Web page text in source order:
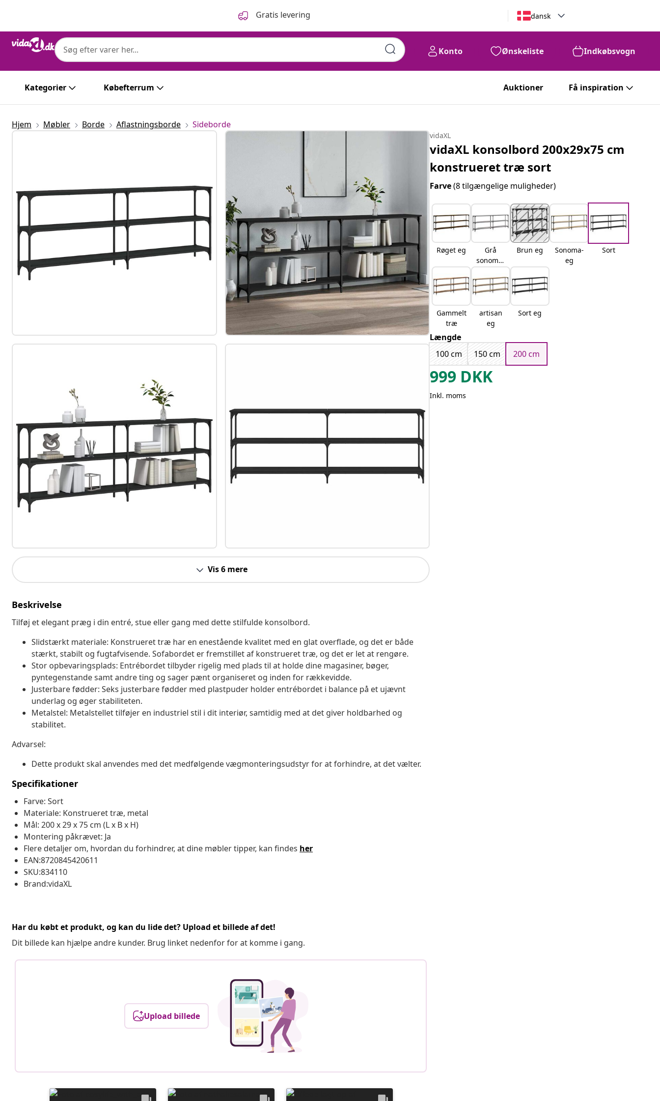
Gratis levering dansk
Konto Ønskeliste Indkøbsvogn
Kategorier Købefterrum Auktioner Få inspiration
Hjem Møbler Borde Aflastningsborde Sideborde
Vis 6 mere
Beskrivelse
Tilføj et elegant præg i din entré, stue eller gang med dette stilfulde konsolbord.
Slidstærkt materiale: Konstrueret træ har en enestående kvalitet med en glat overflade, og det er både
stærkt, stabilt og fugtafvisende. Sofabordet er fremstillet af konstrueret træ, og det er let at rengøre.
Stor opbevaringsplads: Entrébordet tilbyder rigelig med plads til at holde dine magasiner, bøger,
pyntegenstande samt andre ting og sager pænt organiseret og inden for rækkevidde.
Justerbare fødder: Seks justerbare fødder med plastpuder holder entrébordet i balance på et ujævnt
underlag og øger stabiliteten.
Metalstel: Metalstellet tilføjer en industriel stil i dit interiør, samtidig med at det giver holdbarhed og
stabilitet.
Advarsel:
Dette produkt skal anvendes med det medfølgende vægmonteringsudstyr for at forhindre, at det vælter.
Specifikationer
Farve: Sort
Materiale: Konstrueret træ, metal
Mål: 200 x 29 x 75 cm (L x B x H)
Montering påkrævet: Ja
Flere detaljer om, hvordan du forhindrer, at dine møbler tipper, kan findes her
EAN:8720845420611
SKU:834110
Brand:vidaXL
Har du købt et produkt, og kan du lide det? Upload et billede af det!
Dit billede kan hjælpe andre kunder. Brug linket nedenfor for at komme i gang.
Upload billede
vidaXL
vidaXL konsolbord 200x29x75 cm
konstrueret træ sort
Farve(8 tilgængelige muligheder)
Røget eg
Grå
sonoma-
eg
Brun eg
Sonoma-
eg
Sort
Gammelt
træ
artisan
eg
Sort eg
Længde
100 cm
150 cm 200 cm
999 DKK
Inkl. moms